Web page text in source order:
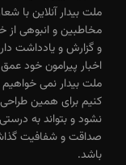
ملت بیدار آنلاین با
مخاطبین و انبوهی از
و گزارش و یادداشت
اخبار پیرامون خود
ملت بیدار نمی خواهیم
کنیم برای همین
نشود و بتواند به
صداقت و شفافیت
باشد.